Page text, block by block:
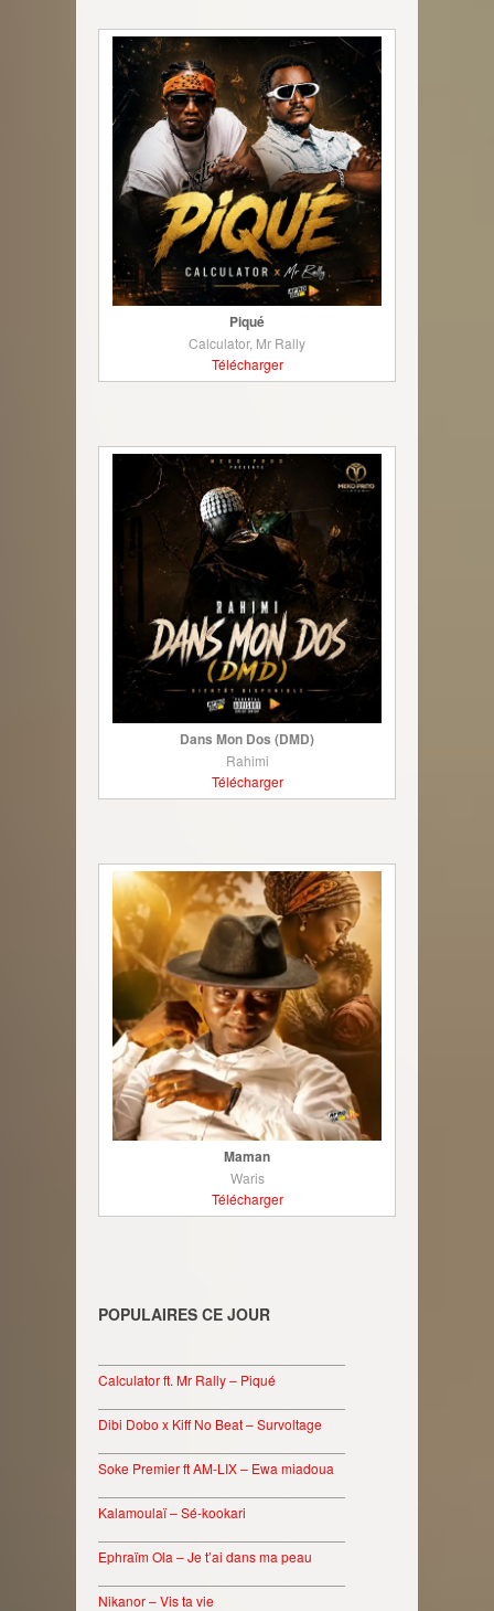
Piqué
Calculator, Mr Rally
Télécharger
Dans Mon Dos (DMD)
Rahimi
Télécharger
Maman
Waris
Télécharger
POPULAIRES CE JOUR
Calculator ft. Mr Rally – Piqué
Dibi Dobo x Kiff No Beat – Survoltage
Soke Premier ft AM-LIX – Ewa miadoua
Kalamoulaï – Sé-kookari
Ephraïm Ola – Je t’ai dans ma peau
Nikanor – Vis ta vie